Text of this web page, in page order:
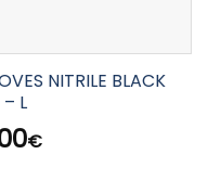
NITRILE BLACK
L
€